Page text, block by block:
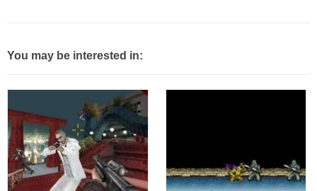
You may be interested in: